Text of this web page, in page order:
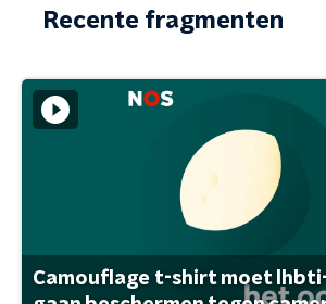
Recente fragmenten
Camouflage t-shirt moet